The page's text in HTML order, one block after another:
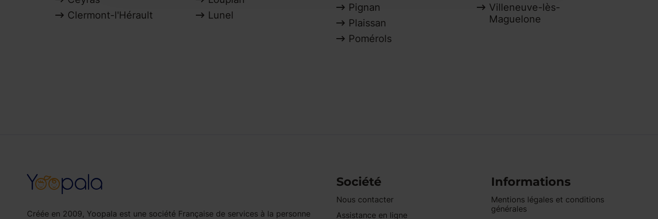
Clermont-l'Hérault
Lunel
Pignan
Plaissan
Pomérols
Villeneuve-lès-
Maguelone
Créée en 2009, Yoopala est une société Française de services à la personne
Société
Nous contacter
Assistance en ligne
Informations
Mentions légales et conditions
générales